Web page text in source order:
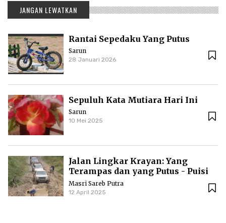
JANGAN LEWATKAN
Rantai Sepedaku Yang Putus
Sarun
28 Januari 2026
Sepuluh Kata Mutiara Hari Ini
Sarun
10 Mei 2025
Jalan Lingkar Krayan: Yang
Terampas dan yang Putus - Puisi
Masri Sareb Putra
Masri Sareb Putra
12 April 2025